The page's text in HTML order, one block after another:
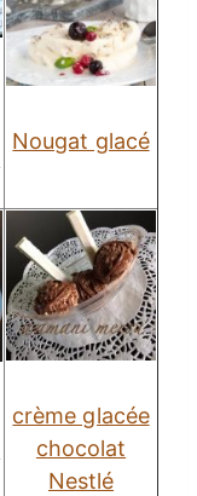
Nougat glacé
crème glacée
chocolat
Nestlé